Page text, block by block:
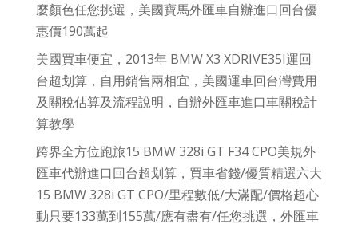
麼顏色任您挑選，美國寶馬外匯車自辦進口回台優
惠價190萬起
美國買車便宜，2013年 BMW X3 XDRIVE35I運回
台超划算，自用銷售兩相宜，美國運車回台灣費用
及關稅估算及流程說明，自辦外匯車進口車關稅計
算教學
跨界全方位跑旅15 BMW 328i GT F34 CPO美規外
匯車代辦進口回台超划算，買車省錢/優質精選六大
15 BMW 328i GT CPO/里程數低/大滿配/價格超心
動只要133萬到155萬/應有盡有/任您挑選，外匯車